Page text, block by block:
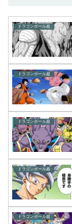
ドラゴンボール超
ドラゴンボール超
ドラゴンボール超
ドラゴンボール超
ドラゴンボール超